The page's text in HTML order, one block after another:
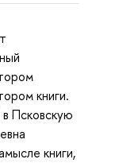
книги.
Псковскую
книги,